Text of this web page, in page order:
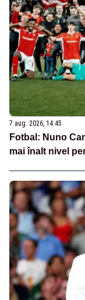
7 aug. 2026, 14:45
Fotbal: Nuno
mai înalt nivel